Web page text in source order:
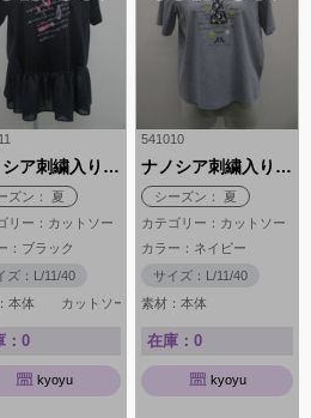
ー部分 綿 100％ 布帛部
ナノシア刺繍入りチュニック
ズン： 夏
リー：カットソー
：ブラック
ズ：L/11/40
：本体 カットソー部分
：0
kyoyu
541010
ナノシア刺繍入りTシャツ
シーズン： 夏
カテゴリー：カットソー
カラー：ネイビー
サイズ：L/11/40
素材：本体 綿
在庫：0
kyoyu